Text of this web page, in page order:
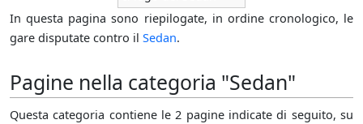
In questa pagina sono riepilogate, in ordine cronologico, le
gare disputate contro il Sedan.
Pagine nella categoria "Sedan"
Questa categoria contiene le 2 pagine indicate di seguito, su